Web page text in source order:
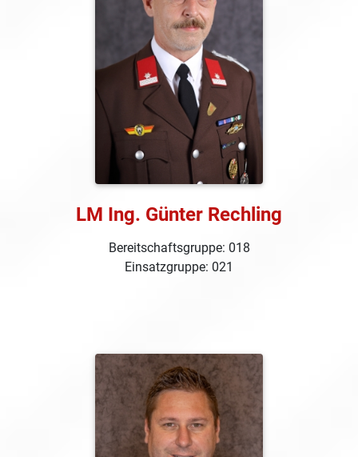
LM Ing. Günter Rechling
Bereitschaftsgruppe: 018
Einsatzgruppe: 021